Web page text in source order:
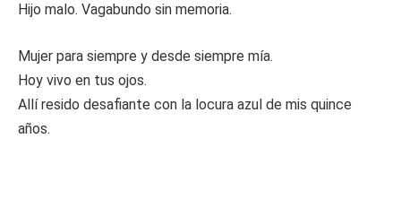
Hijo malo. Vagabundo sin memoria.
Mujer para siempre y desde siempre mía.
Hoy vivo en tus ojos.
Allí resido desafiante con la locura azul de mis quince
años.